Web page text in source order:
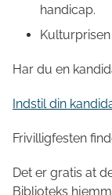
handicap.
Har du en
Indstil din
Frivilligfesten
Det er gratis at
Biblioteks